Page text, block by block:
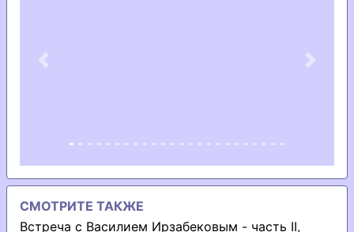
Previous Next
СМОТРИТЕ ТАКЖЕ
Встреча с Василием Ирзабековым - часть II,